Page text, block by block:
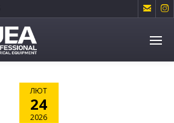
 
ЛЮТ
24
2026